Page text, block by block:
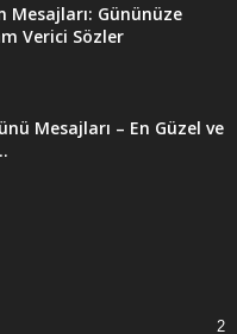
Mesajları: Gününüze
Verici Sözler
Mesajları – En Güzel ve
2